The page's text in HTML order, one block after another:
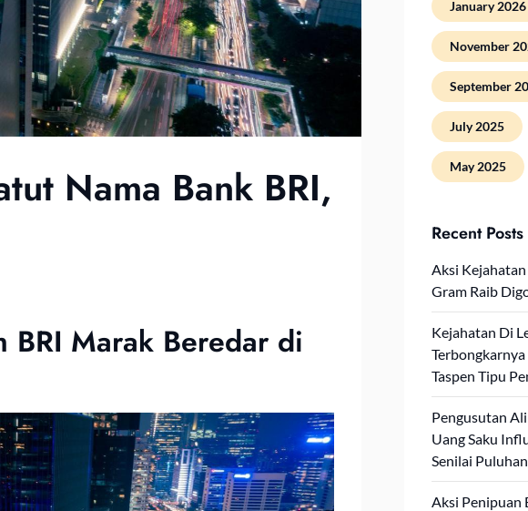
Nama Bank BRI,
BRI Marak Beredar di
January 2026
November
September
July 2025
May 2025
Recent Posts
Aksi
Gram Raib
Kejahatan Di
Taspen Tipu
Pengusutan
Uang Saku
Senilai
Aksi Penipuan